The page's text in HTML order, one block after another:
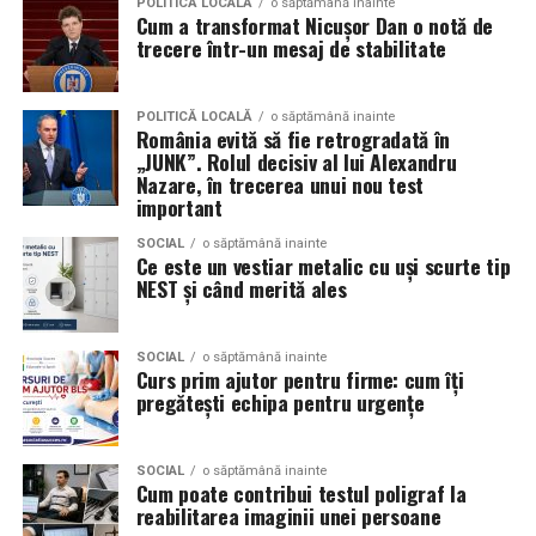
Mercedes-Benz;
Volkswagen;
Audi;
Skoda;
Seat;
Porsche;
Opel;
Ford;
Renault și altele.
Compatibilitatea exactă trebuie verificată întotdeauna
în manualul vehiculului sau în documentația tehnică a
producătorului.
Este potrivit pentru motoarele diesel?
Da.
câștiga aprecierea publicului.
Aceasta nu doar că îmbunătățește percepția față de
eveniment, dar poate și atrage mai mulți participanți
care sunt interesați de susținerea unor cauze ecologice.
Promovând un eveniment “verde”, organizatorii pot
atrage atenția asupra angajamentului față de protejarea
mediului și față de responsabilitatea socială.
Participanții vor aprecia cu siguranță faptul că
organizatorii au ales să adopte soluții care protejează
natura. De asemenea, acest lucru poate contribui la
creșterea reputației evenimentului și la creșterea
numărului de participanți în edițiile viitoare.
Confortul participanților
Deși un eveniment verde presupune economii de costuri
și un impact pozitiv asupra mediului, nu trebuie să se
Cum a transformat Nicușor Dan o notă de
trecere într-un mesaj de stabilitate
POLITICĂ LOCALĂ o săptămână inainte
România evită să fie retrogradată în
„JUNK”. Rolul decisiv al lui Alexandru
Nazare, în trecerea unui nou test
important
SOCIAL o săptămână inainte
Ce este un vestiar metalic cu uși scurte tip
NEST și când merită ales
SOCIAL o săptămână inainte
Curs prim ajutor pentru firme: cum îți
pregătești echipa pentru urgențe
SOCIAL o săptămână inainte
Cum poate contribui testul poligraf la
reabilitarea imaginii unei persoane